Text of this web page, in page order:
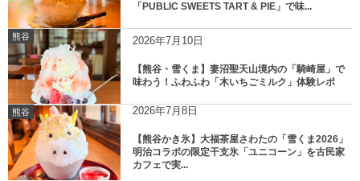
「PUBLIC SWEETS TART & PIE」で味...
熊谷 2026年7月10日
【熊谷・雪くま】妻沼聖天山境内の「騎崎屋」で
味わう！ふわふわ「木いちごミルク」体験レポ
熊谷 2026年7月8日
【熊谷かき氷】大福茶屋さわたの「雪くま2026」
明治コラボの限定干支氷「ユニコーン」を古民家
カフェで実...